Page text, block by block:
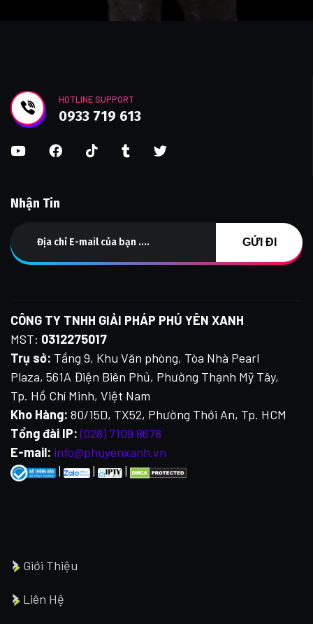
HOTLINE SUPPORT
0933 719 613
Nhận Tin
CÔNG TY TNHH GIẢI PHÁP PHÚ YÊN XANH
MST: 0312275017
Trụ sở: Tầng 9, Khu Văn phòng, Tòa Nhà Pearl
Plaza, 561A Điện Biên Phủ, Phường Thạnh Mỹ Tây,
Tp. Hồ Chí Minh, Việt Nam
Kho Hàng: 80/15D, TX52, Phường Thới An, Tp. HCM
Tổng đài IP: (028) 7109 8678
E-mail: info@phuyenxanh.vn
|
| |
Giới Thiệu
Liên Hệ